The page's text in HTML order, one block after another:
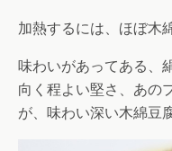
加熱するには、ほぼ木
味わいがあってある、
向く程よい堅さ、あの
が、味わい深い木綿豆